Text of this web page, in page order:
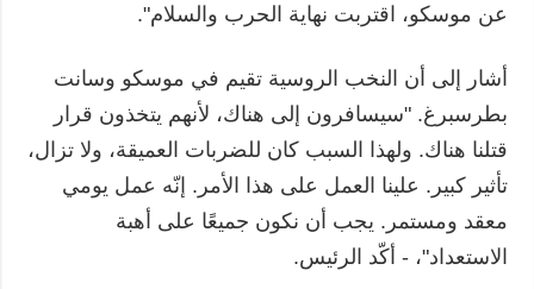
عن موسكو، اقتربت نهاية الحرب والسلام".
أشار إلى أن النخب الروسية تقيم في موسكو وسانت
بطرسبرغ. "سيسافرون إلى هناك، لأنهم يتخذون قرار
قتلنا هناك. ولهذا السبب كان للضربات العميقة، ولا تزال،
تأثير كبير. علينا العمل على هذا الأمر. إنّه عمل يومي
معقد ومستمر. يجب أن نكون جميعًا على أهبة
الاستعداد"، - أكّد الرئيس.